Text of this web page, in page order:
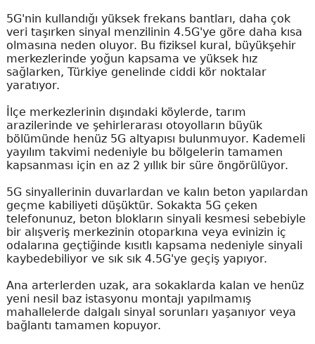
5G'nin kullandığı yüksek frekans bantları, daha çok
veri taşırken sinyal menzilinin 4.5G'ye göre daha kısa
olmasına neden oluyor. Bu fiziksel kural, büyükşehir
merkezlerinde yoğun kapsama ve yüksek hız
sağlarken, Türkiye genelinde ciddi kör noktalar
yaratıyor.
İlçe merkezlerinin dışındaki köylerde, tarım
arazilerinde ve şehirlerarası otoyolların büyük
bölümünde henüz 5G altyapısı bulunmuyor. Kademeli
yayılım takvimi nedeniyle bu bölgelerin tamamen
kapsanması için en az 2 yıllık bir süre öngörülüyor.
5G sinyallerinin duvarlardan ve kalın beton yapılardan
geçme kabiliyeti düşüktür. Sokakta 5G çeken
telefonunuz, beton blokların sinyali kesmesi sebebiyle
bir alışveriş merkezinin otoparkına veya evinizin iç
odalarına geçtiğinde kısıtlı kapsama nedeniyle sinyali
kaybedebiliyor ve sık sık 4.5G'ye geçiş yapıyor.
Ana arterlerden uzak, ara sokaklarda kalan ve henüz
yeni nesil baz istasyonu montajı yapılmamış
mahallelerde dalgalı sinyal sorunları yaşanıyor veya
bağlantı tamamen kopuyor.